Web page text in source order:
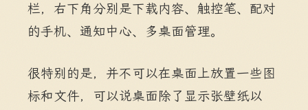
栏，右下角分别是下载内容、触控笔、配对
的手机、通知中心、多桌面管理。
很特别的是，并不可以在桌面上放置一些图
标和文件，可以说桌面除了显示张壁纸以